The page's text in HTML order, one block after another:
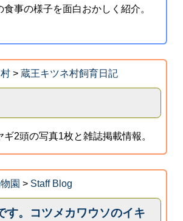
事の様子を面白おかしく紹介。
> 蔵王キツネ村飼育日記
2頭の写真1枚と雑誌掲載情報。
園 > Staff Blog
す。コツメカワウソのイキ